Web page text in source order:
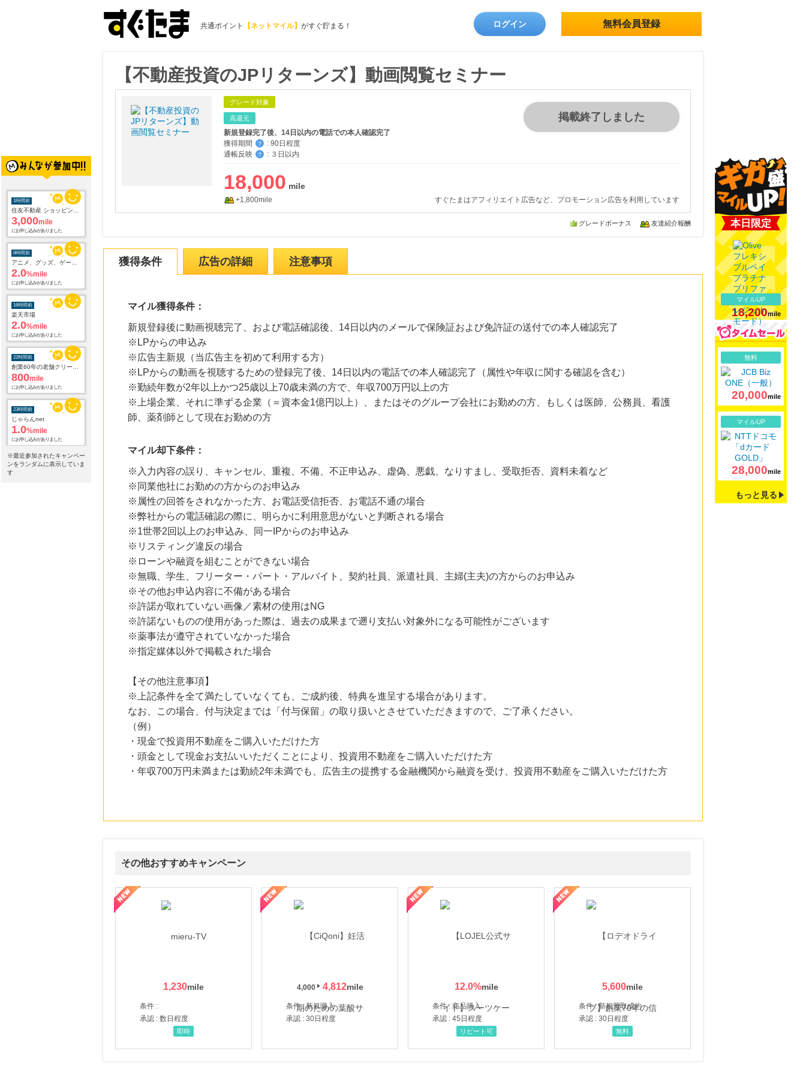
共通ポイント 【ネットマイル】 がすぐ貯まる！ ログイン 無料会員登録
住友不動産 ショッピングシティイオンカード（発行）
3,000mile
にお申し込みがありました
6時間前
アニメ、グッズ、ゲーム、声優、フィギュア多数販売のチェーンストア【ゲーマーズ】
2.0%mile
にお申し込みがありました
16時間前
楽天市場
2.0%mile
にお申し込みがありました
22時間前
創業60年の老舗クリーニング店が贈る【宅配ふとんクリーニングリナビス】
800mile
にお申し込みがありました
23時間前
じゃらんnet
1.0 %mile
にお申し込みがありました
23時間前
Yahoo!ショッピング
2.0%mile
※最近参加されたキャンペー
ンをランダムに表示していま
す
【不動産投資のJPリターンズ】動画閲覧セミナー
グレード対象
高還元
新規登録完了後、14日以内の電話での本人確認完了
獲得期間
？ : 90日程度
通帳反映
？ : ３日以内
掲載終了しました
18,000
+1,800mile すぐたまはアフィリエイト広告など、プロモーション広告を利用しています
グレードボーナス 友達紹介報酬
獲得条件 広告の詳細 注意事項
マイル獲得条件：
新規登録後に動画視聴完了、および電話確認後、14日以内のメールで保険証および免許証の送付での本人確認完了
※LPからの申込み
※広告主新規（当広告主を初めて利用する方）
※LPからの動画を視聴するための登録完了後、14日以内の電話での本人確認完了（属性や年収に関する確認を含む）
※勤続年数が2年以上かつ25歳以上70歳未満の方で、年収700万円以上の方
※上場企業、それに準ずる企業（＝資本金1億円以上）、またはそのグループ会社にお勤めの方、もしくは医師、公務員、看護
師、薬剤師として現在お勤めの方
マイル却下条件：
※入力内容の誤り、キャンセル、重複、不備、不正申込み、虚偽、悪戯、なりすまし、受取拒否、資料未着など
※同業他社にお勤めの方からのお申込み
※属性の回答をされなかった方、お電話受信拒否、お電話不通の場合
※弊社からの電話確認の際に、明らかに利用意思がないと判断される場合
※1世帯2回以上のお申込み、同一IPからのお申込み
※リスティング違反の場合
※ローンや融資を組むことができない場合
※無職、学生、フリーター・パート・アルバイト、契約社員、派遣社員、主婦(主夫)の方からのお申込み
※その他お申込内容に不備がある場合
※許諾が取れていない画像／素材の使用はNG
※許諾ないものの使用があった際は、過去の成果まで遡り支払い対象外になる可能性がございます
※薬事法が遵守されていなかった場合
※指定媒体以外で掲載された場合
【その他注意事項】
※上記条件を全て満たしていなくても、ご成約後、特典を進呈する場合があります。
なお、この場合、付与決定までは「付与保留」の取り扱いとさせていただきますので、ご了承ください。
（例）
・現金で投資用不動産をご購入いただけた方
・頭金として現金お支払いいただくことにより、投資用不動産をご購入いただけた方
・年収700万円未満または勤続2年未満でも、広告主の提携する金融機関から融資を受け、投資用不動産をご購入いただけた方
その他おすすめキャンペーン
1,230
条件 :
承認 : 数日程度
即時
4,000 4,812
条件 : 新規購入
承認 : 30日程度
12.0%
条件 : 商品購入
承認 : 45日程度
【LOJEL公式サイト】スーツケース・バッグ
リピート可
5,600
条件 : 新規買取成約
承認 : 30日程度
【ロデオドライブ】創業70年の信頼と高価買取を実現！ブランド品・貴金属の無料査定
無料
本日限定
マイルUP
18,200mile
無料
20,000mile
マイルUP
28,000mile
もっと見る